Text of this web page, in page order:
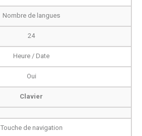
Nombre de langues
24
Heure / Date
Oui
Clavier
Touche de navigation